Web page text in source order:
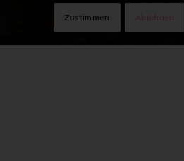
Zustimmen Ablehnen